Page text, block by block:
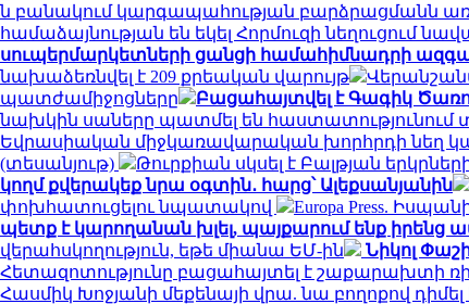
ն բանակում կարգապահության բարձրացմանն
համաձայնության են եկել Հորմուզի նեղուցում
սուպերմարկետների ցանցի համահիմնադրի
նախաձեռնվել է 209 քրեական վարույթ
պատժամիջոցները
Բացահայտվել է Գագիկ
նախկին սաները պատմել են հաստատությունում
Եվրասիական միջկառավարական խորհրդի նեղ
(տեսանյութ)
Թուրքիան սկսել է Բալթյան
կողմ քվերակեք նրա օգտին․ հարց՝ Ալեքսանյանին
փոխհատուցելու նպատակով
Europa Press.
պետք է կարողանան խլել, պայքարում ենք իրենց
վերահսկողություն, եթե միանա ԵՄ-ին
Նիկոլ
Հետազոտությունը բացահայտել է շաքարախտի
Հասմիկ Խոջյանի մեքենայի վրա. նա բողոքով